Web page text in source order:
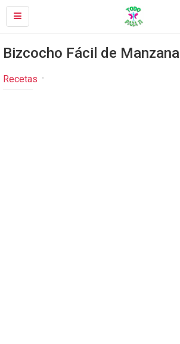
Bizcocho Fácil de Manzana
Recetas